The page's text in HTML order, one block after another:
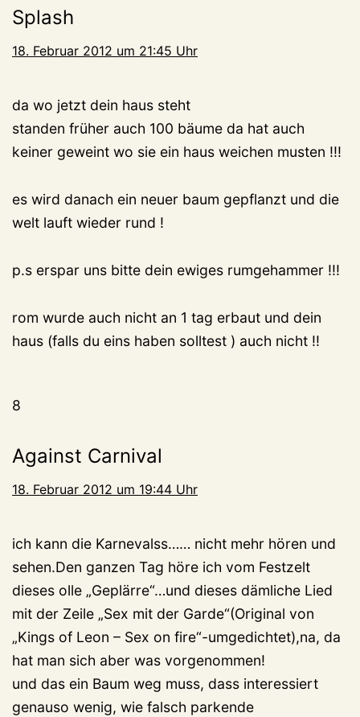
Splash
18. Februar 2012 um 21:45 Uhr
da wo jetzt dein haus steht
standen früher auch 100 bäume da hat auch
keiner geweint wo sie ein haus weichen musten !!!
es wird danach ein neuer baum gepflanzt und die
welt lauft wieder rund !
p.s erspar uns bitte dein ewiges rumgehammer !!!
rom wurde auch nicht an 1 tag erbaut und dein
haus (falls du eins haben solltest ) auch nicht !!
8
Against Carnival
18. Februar 2012 um 19:44 Uhr
ich kann die Karnevalss…… nicht mehr hören und
sehen.Den ganzen Tag höre ich vom Festzelt
dieses olle „Geplärre“…und dieses dämliche Lied
mit der Zeile „Sex mit der Garde“(Original von
„Kings of Leon – Sex on fire“-umgedichtet),na, da
hat man sich aber was vorgenommen!
und das ein Baum weg muss, dass interessiert
genauso wenig, wie falsch parkende